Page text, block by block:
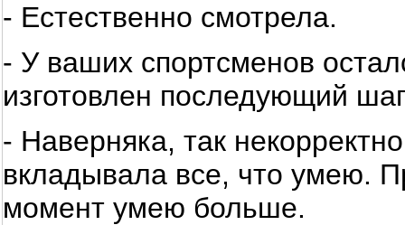
- Естественно смотрела.
- У ваших спортсменов
изготовлен последующий
- Наверняка, так
вкладывала все, что умею.
момент умею больше.